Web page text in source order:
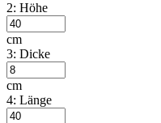
2: Höhe
cm
3: Dicke
cm
4: Länge